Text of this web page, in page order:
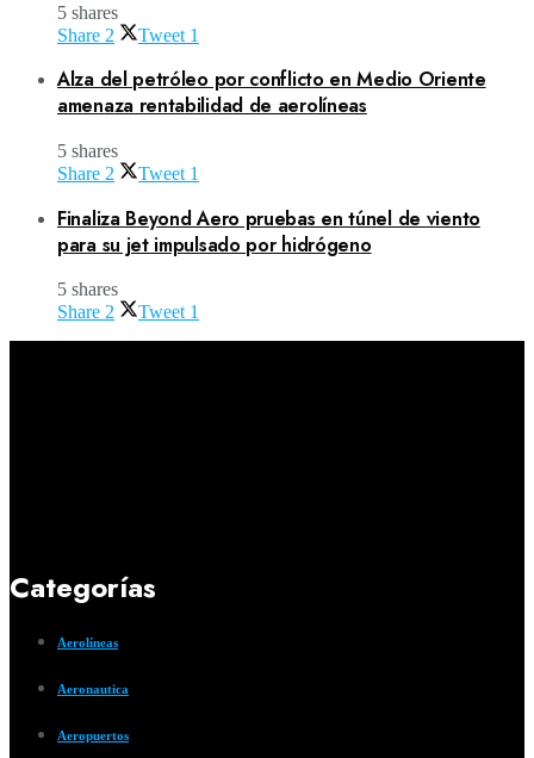
5 shares
Share 2 Tweet 1
Alza del petróleo por conflicto en Medio Oriente
amenaza rentabilidad de aerolíneas
5 shares
Share 2 Tweet 1
Finaliza Beyond Aero pruebas en túnel de viento
para su jet impulsado por hidrógeno
5 shares
Share 2 Tweet 1
Categorías
Aerolíneas
Aeronautica
Aeropuertos